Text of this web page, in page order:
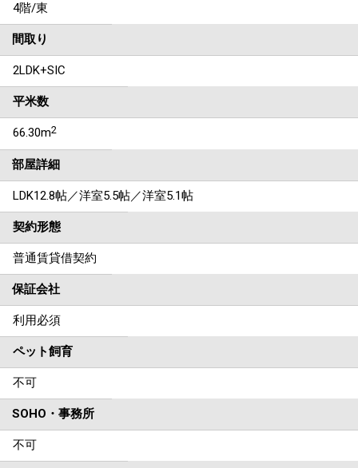
4階/東
間取り
2LDK+SIC
平米数
66.30m2
部屋詳細
LDK12.8帖／洋室5.5帖／洋室5.1帖
契約形態
普通賃貸借契約
保証会社
利用必須
ペット飼育
不可
SOHO・事務所
不可